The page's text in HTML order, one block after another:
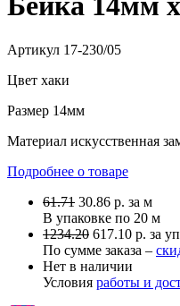
Артикул 17-230/05
Цвет хаки
Размер 14мм
Материал искусственная
Подробнее о товаре
61.71 30.86 р. за м
В упаковке по 20 м
1234.20 617.10 р. за
По сумме заказа –
Нет в наличии
Условия работы и